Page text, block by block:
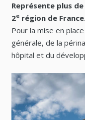
Représente plus
2erégion de
Pour la mise en
générale, de la
hôpital et du